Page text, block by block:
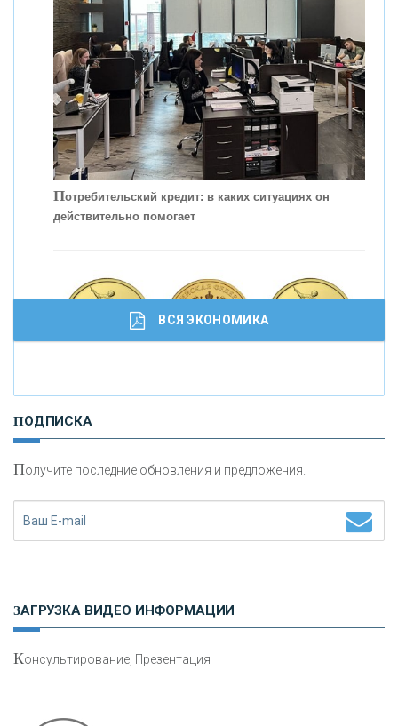
Скорость - один из главных трендов в
кредитовании бизнеса - «Интервью»
Потребительский кредит: в каких ситуациях он
действительно помогает
И
сохранения и увеличения капитала
ВСЯ ЭКОНОМИКА
ПОДПИСКА
Получите последние обновления и предложения.
ЗАГРУЗКА ВИДЕО ИНФОРМАЦИИ
Консультирование, Презентация